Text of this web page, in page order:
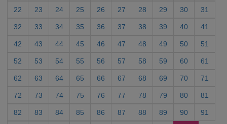
22 23 24 25 26 27 28 29 30 31
32 33 34 35 36 37 38 39 40 41
42 43 44 45 46 47 48 49 50 51
52 53 54 55 56 57 58 59 60 61
62 63 64 65 66 67 68 69 70 71
72 73 74 75 76 77 78 79 80 81
82 83 84 85 86 87 88 89 90 91